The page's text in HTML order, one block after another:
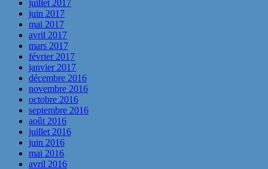
juillet 2017
juin 2017
mai 2017
avril 2017
mars 2017
février 2017
janvier 2017
décembre 2016
novembre 2016
octobre 2016
septembre 2016
août 2016
juillet 2016
juin 2016
mai 2016
avril 2016